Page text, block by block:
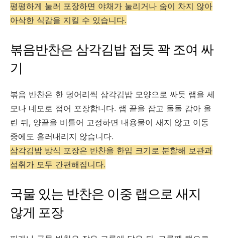
평평하게 눌러 포장하면 야채가 눌리거나 숨이 차지 않아
아삭한 식감을 지킬 수 있습니다.
볶음반찬은 삼각김밥 접듯 꽉 조여 싸
기
볶음 반찬은 한 덩어리씩 삼각김밥 모양으로 싸듯 랩을 세
모나 네모로 접어 포장합니다. 랩 끝을 잡고 돌돌 감아 올
린 뒤, 양끝을 비틀어 고정하면 내용물이 새지 않고 이동
중에도 흘러내리지 않습니다.
삼각김밥 방식 포장은 반찬을 한입 크기로 분할해 보관과
섭취가 모두 간편해집니다.
국물 있는 반찬은 이중 랩으로 새지
않게 포장